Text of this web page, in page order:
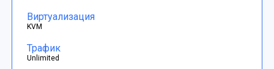
Виртуализация
KVM
Трафик
Unlimited